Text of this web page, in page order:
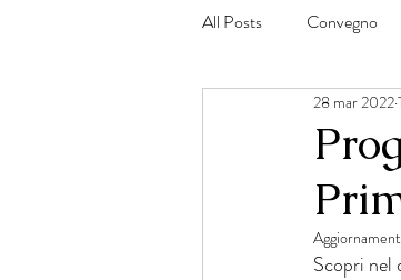
All Posts Convegno
28 mar 2022
Scopri nel